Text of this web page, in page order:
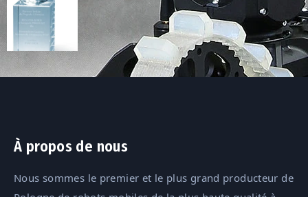
À propos de nous
Nous sommes le premier et le plus grand producteur de